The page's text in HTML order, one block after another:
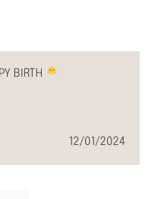
BIRTH
12/01/2024